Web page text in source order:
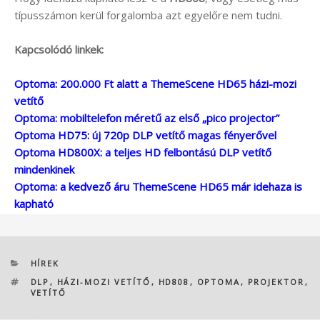
típusszámon kerül forgalomba azt egyelőre nem tudni.
Kapcsolódó linkek:
Optoma: 200.000 Ft alatt a ThemeScene HD65 házi-mozi
vetítő
Optoma: mobiltelefon méretű az első „pico projector”
Optoma HD75: új 720p DLP vetítő magas fényerővel
Optoma HD800X: a teljes HD felbontású DLP vetítő
mindenkinek
Optoma: a kedvező áru ThemeScene HD65 már idehaza is
kapható
KATEGÓRIÁK
HÍREK
CÍMKÉK
DLP , HÁZI-MOZI VETÍTŐ , HD808 , OPTOMA, PROJEKTOR ,
VETÍTŐ